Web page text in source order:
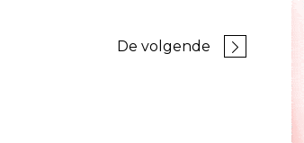
De volgende